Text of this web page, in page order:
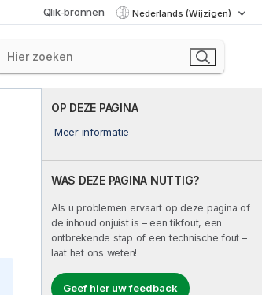
Qlik-bronnen Nederlands (Wijzigen)
OP DEZE PAGINA
Meer informatie
WAS DEZE PAGINA NUTTIG?
Als u problemen ervaart op deze pagina of
de inhoud onjuist is – een tikfout, een
ontbrekende stap of een technische fout –
laat het ons weten!
Geef hier uw feedback